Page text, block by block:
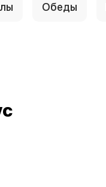
Обеды